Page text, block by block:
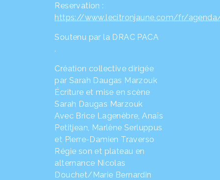
Reservation :
https://www.lecitronjaune.com/fr/
Soutenu par la DRAC PACA
.
Création collective dirigée
par Sarah Daugas Marzouk
Écriture et mise en scène
Sarah Daugas Marzouk
Avec Brice Lagenèbre, Anaïs
Petitjean, Marlène Serluppus
et Pierre-Damien Traverso
Régie son et plateau en
alternance Nicolas
Douchet/Marie Bernardin